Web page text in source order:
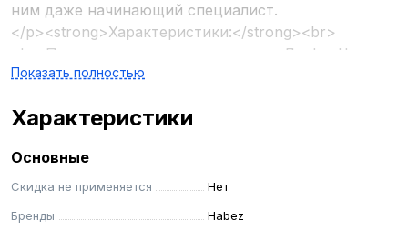
ним даже начинающий специалист.
</p><strong>Характеристики:</strong><br>
<br>Применение для теплых полов: Да<br>Цвет:
Серый<br>Морозоустойчивость: 25 полных
<br><br>
<li>стойкость к высоким температурам;</li>
<li>стойкость к температурным перепадам,
<li>высокий предел огнестойкости;</li>
Показать полностью
Характеристики
Основные
Скидка не применяется
Нет
Бренды
Habez